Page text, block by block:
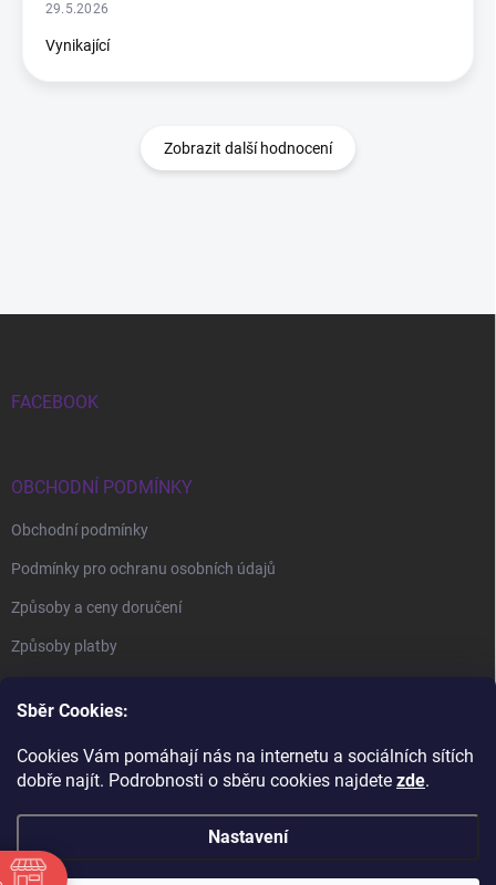
Sběr Cookies:
Cookies Vám pomáhají nás na internetu a sociálních sítích
dobře najít. Podrobnosti o sběru cookies najdete zde.
Nastavení
29.5.2026
Vynikající
Zobrazit další hodnocení
FACEBOOK
OBCHODNÍ PODMÍNKY
Obchodní podmínky
Podmínky pro ochranu osobních údajů
Způsoby a ceny doručení
Způsoby platby
BrillBird Academy Nehtové Kurzy Hradec - profesní kurzy